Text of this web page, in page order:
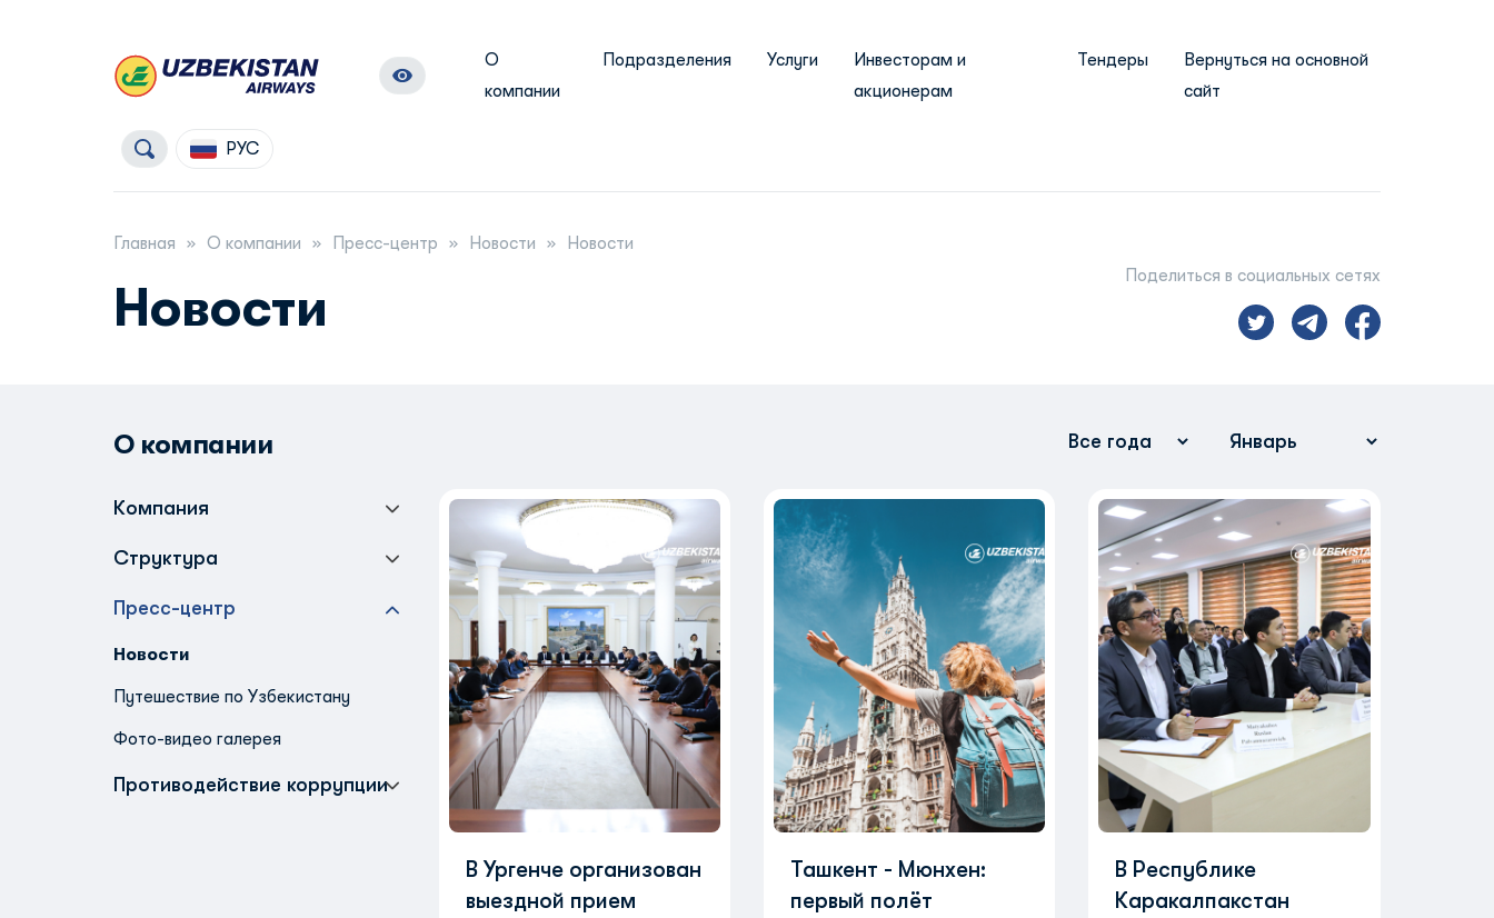
О
компании
Подразделения Услуги
Инвесторам и
акционерам
Тендеры
Вернуться на основной
сайт
РУС
Главная О компании Пресс-центр Новости Новости
Новости
Поделиться в социальных сетях
О компании
Компания
Структура
Пресс-центр
Новости
Путешествие по Узбекистану
Фото-видео галерея
Противодействие коррупции
В Ургенче организован
выездной прием
Ташкент - Мюнхен:
первый полёт
В Республике
Каракалпакстан